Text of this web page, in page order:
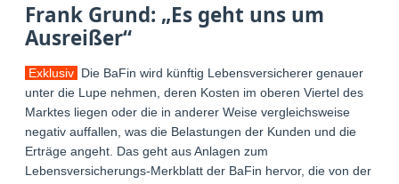
Frank Grund: „Es geht uns um
Ausreißer“
Exklusiv Die BaFin wird künftig Lebensversicherer genauer
unter die Lupe nehmen, deren Kosten im oberen Viertel des
Marktes liegen oder die in anderer Weise vergleichsweise
negativ auffallen, was die Belastungen der Kunden und die
Erträge angeht. Das geht aus Anlagen zum
Lebensversicherungs-Merkblatt der BaFin hervor, die von der